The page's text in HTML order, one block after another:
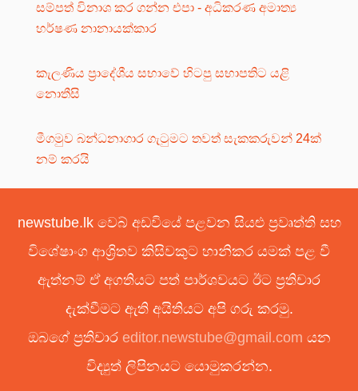
සම්පත් විනාශ කර ගන්න එපා - අධිකරණ අමාත්‍ය
හර්ෂණ නානායක්කාර
කැලණිය ප්‍රාදේශීය සභාවේ හිටපු සභාපතිට යළි
නොතීසි
මීගමුව බන්ධනාගාර ගැටුමට තවත් සැකකරුවන් 24ක්
නම් කරයි
newstube.lk වෙබ් අඩවියේ පළවන සියළු ප්‍රවෘත්ති සහ
විශේෂාංග ආශ්‍රිතව කිසිවකුට හානිකර යමක් පළ වී
ඇත්නම් ඒ අගතියට පත් පාර්ශවයට ඊට ප්‍රතිචාර
දැක්වීමට ඇති අයිතියට අපි ගරු කරමු.
ඔබගේ ප්‍රතිචාර editor.newstube@gmail.com යන
විද්‍යුත් ලිපිනයට යොමුකරන්න.